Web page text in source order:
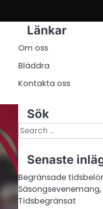
Länkar
Om oss
Bläddra
Kontakta oss
Sök
Search
for:
Senaste
Begränsade
Tidsbegränsat